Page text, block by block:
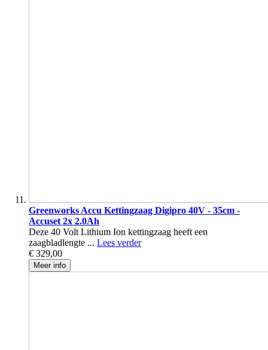
Greenworks Accu Kettingzaag Digipro 40V - 35cm -
Accuset 2x 2.0Ah
Deze 40 Volt Lithium Ion kettingzaag heeft een
zaagbladlengte ... Lees verder
€ 329,00
Meer info